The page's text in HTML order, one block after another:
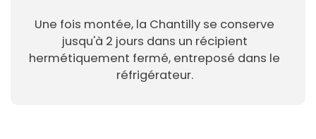
Une fois montée, la Chantilly se conserve
jusqu'à 2 jours dans un récipient
hermétiquement fermé, entreposé dans le
réfrigérateur.